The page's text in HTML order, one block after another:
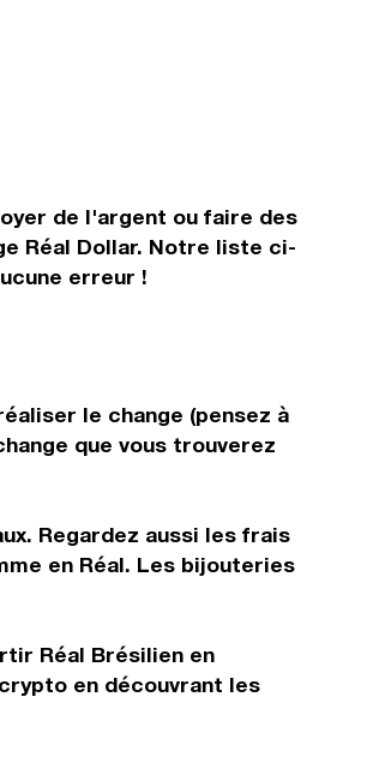
de l'argent ou faire des
Réal Dollar. Notre liste ci-
erreur !
le change (pensez à
que vous trouverez
Regardez aussi les frais
en Réal. Les bijouteries
Réal Brésilien en
en découvrant les